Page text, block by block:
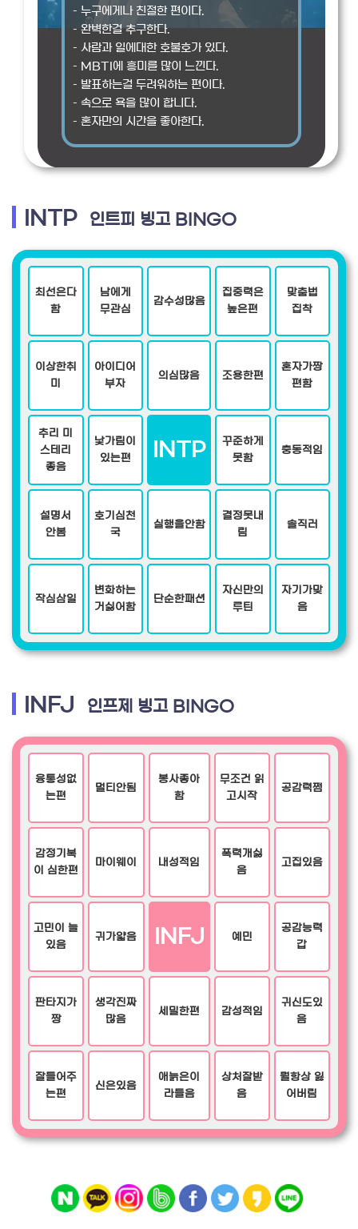
– 누구에게나 친절한 편이다.
– 완벽한걸 추구한다.
– 사람과 일에대한 호불호가 있다.
– MBTI에 흥미를 많이 느낀다.
– 발표하는걸 두려워하는 편이다.
– 속으로 욕을 많이 합니다.
– 혼자만의 시간을 좋아한다.
INTP 인트피 빙고 BINGO
최선은다
함
남에게
무관심
감수성많음
집중력은
높은편
맞춤법
집착
이상한취
미
아이디어
부자
의심많음 조용한편
혼자가짱
편함
추리 미
스테리
좋음
낯가림이
있는편
INTP
꾸준하게
못함
충동적임
설명서
안봄
호기심천
국
실행을안함
결정못내
림
솔직러
작심삼일
변화하는
거싫어함
단순한패션
자신만의
루틴
자기가맞
음
INFJ 인프제 빙고 BINGO
융통성없
는편
멀티안됨
봉사좋아
함
무조건 읽
고시작
공감력쩜
감정기복
이 심한편
마이웨이 내성적임
폭력개싫
음
고집있음
고민이 늘
있음
귀가얇음 INFJ 예민
공감능력
갑
판타지가
짱
생각진짜
많음
세밀한편 감성적임
귀신도있
음
잘들어주
는편
신은있음
애늙은이
라들음
상처잘받
음
뭘항상 잃
어버림